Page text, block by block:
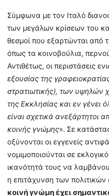
Σύμφωνα με τον Ιταλό
των μεγάλων κρίσεων του
θεσμοί που εξαρτώνται από
όπως τα κοινοβούλια,
Αντιθέτως, οι περιστάσεις
εξουσίας της
στρατιωτικής), των υψηλών
της Εκκλησίας και εν
είναι σχετικά ανεξάρτητοι
κοινής γνώμης». Σε
οξύνονται οι εγγενείς
νομιμοποιούνται σε
ικανότητά τους να
η επιτάχυνση των πολιτικών
κοινή γνώμη έχει